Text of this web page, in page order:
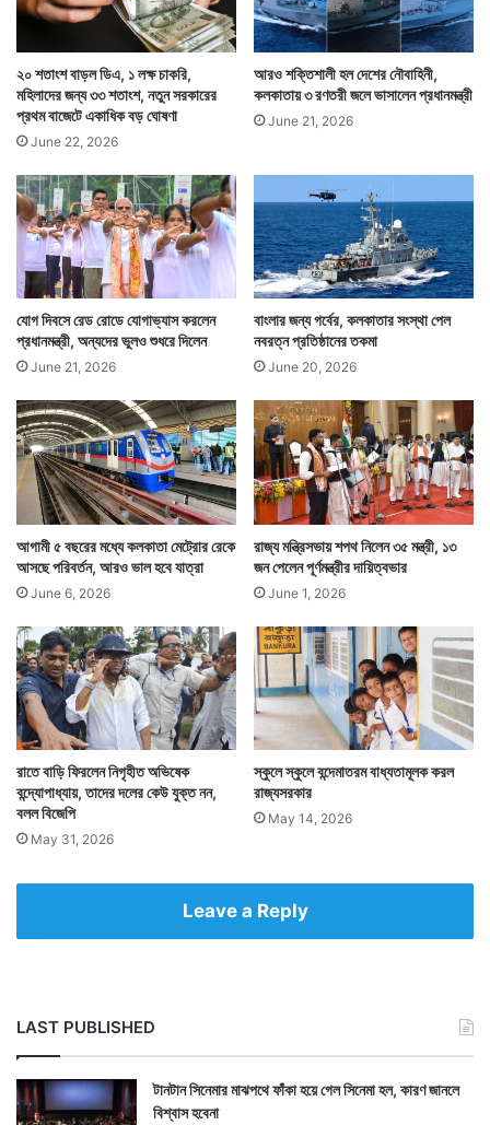
২০ শতাংশ বাড়ল ডিএ, ১ লক্ষ চাকরি,
মহিলাদের জন্য ৩৩ শতাংশ, নতুন সরকারের
প্রথম বাজেটে একাধিক বড় ঘোষণা
June 22, 2026
আরও শক্তিশালী হল দেশের নৌবাহিনী,
কলকাতায় ৩ রণতরী জলে ভাসালেন প্রধানমন্ত্রী
June 21, 2026
যোগ দিবসে রেড রোডে যোগাভ্যাস করলেন
প্রধানমন্ত্রী, অন্যদের ভুলও শুধরে দিলেন
June 21, 2026
বাংলার জন্য গর্বের, কলকাতার সংস্থা পেল
নবরত্ন প্রতিষ্ঠানের তকমা
June 20, 2026
আগামী ৫ বছরের মধ্যে কলকাতা মেট্রোর রেকে
আসছে পরিবর্তন, আরও ভাল হবে যাত্রা
June 6, 2026
রাজ্য মন্ত্রিসভায় শপথ নিলেন ৩৫ মন্ত্রী, ১৩
জন পেলেন পূর্ণমন্ত্রীর দায়িত্বভার
June 1, 2026
রাতে বাড়ি ফিরলেন নিগৃহীত অভিষেক
বন্দ্যোপাধ্যায়, তাদের দলের কেউ যুক্ত নন,
বলল বিজেপি
May 31, 2026
স্কুলে স্কুলে বন্দেমাতরম বাধ্যতামূলক করল
রাজ্যসরকার
May 14, 2026
Leave a Reply
LAST PUBLISHED
টানটান সিনেমার মাঝপথে ফাঁকা হয়ে গেল সিনেমা হল, কারণ জানলে
বিশ্বাস হবেনা